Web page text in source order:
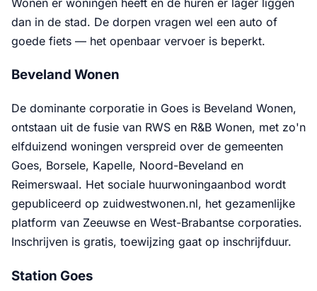
dan in de stad. De dorpen vragen wel een auto of
goede fiets — het openbaar vervoer is beperkt.
Beveland Wonen
De dominante corporatie in Goes is Beveland Wonen,
ontstaan uit de fusie van RWS en R&B Wonen, met zo'n
elfduizend woningen verspreid over de gemeenten
Goes, Borsele, Kapelle, Noord-Beveland en
Reimerswaal. Het sociale huurwoningaanbod wordt
gepubliceerd op zuidwestwonen.nl, het gezamenlijke
platform van Zeeuwse en West-Brabantse corporaties.
Inschrijven is gratis, toewijzing gaat op inschrijfduur.
Station Goes